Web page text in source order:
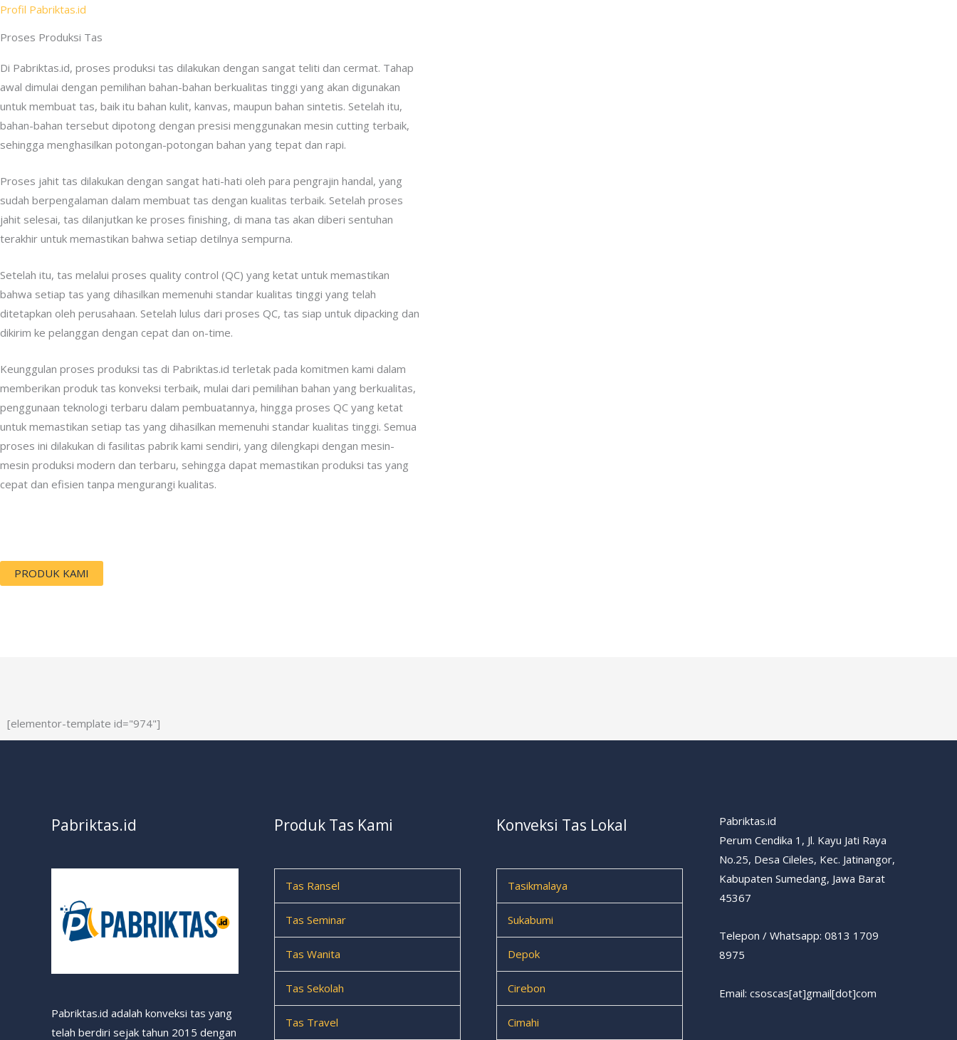
Profil Pabriktas.id
Proses Produksi Tas
Di Pabriktas.id, proses produksi tas dilakukan dengan sangat teliti dan cermat. Tahap
awal dimulai dengan pemilihan bahan-bahan berkualitas tinggi yang akan digunakan
untuk membuat tas, baik itu bahan kulit, kanvas, maupun bahan sintetis. Setelah itu,
bahan-bahan tersebut dipotong dengan presisi menggunakan mesin cutting terbaik,
sehingga menghasilkan potongan-potongan bahan yang tepat dan rapi.
Proses jahit tas dilakukan dengan sangat hati-hati oleh para pengrajin handal, yang
sudah berpengalaman dalam membuat tas dengan kualitas terbaik. Setelah proses
jahit selesai, tas dilanjutkan ke proses finishing, di mana tas akan diberi sentuhan
terakhir untuk memastikan bahwa setiap detilnya sempurna.
Setelah itu, tas melalui proses quality control (QC) yang ketat untuk memastikan
bahwa setiap tas yang dihasilkan memenuhi standar kualitas tinggi yang telah
ditetapkan oleh perusahaan. Setelah lulus dari proses QC, tas siap untuk dipacking dan
dikirim ke pelanggan dengan cepat dan on-time.
Keunggulan proses produksi tas di Pabriktas.id terletak pada komitmen kami dalam
memberikan produk tas konveksi terbaik, mulai dari pemilihan bahan yang berkualitas,
penggunaan teknologi terbaru dalam pembuatannya, hingga proses QC yang ketat
untuk memastikan setiap tas yang dihasilkan memenuhi standar kualitas tinggi. Semua
proses ini dilakukan di fasilitas pabrik kami sendiri, yang dilengkapi dengan mesin-
mesin produksi modern dan terbaru, sehingga dapat memastikan produksi tas yang
cepat dan efisien tanpa mengurangi kualitas.
PRODUK KAMI
[elementor-template id="974"]
Pabriktas.id
Pabriktas.id adalah konveksi tas yang
telah berdiri sejak tahun 2015 dengan
Produk Tas Kami
Tas Ransel
Tas Seminar
Tas Wanita
Tas Sekolah
Tas Travel
Konveksi Tas Lokal
Tasikmalaya
Sukabumi
Depok
Cirebon
Cimahi
Pabriktas.id
Perum Cendika 1, Jl. Kayu Jati Raya
No.25, Desa Cileles, Kec. Jatinangor,
Kabupaten Sumedang, Jawa Barat
45367
Telepon / Whatsapp: 0813 1709
8975
Email: csoscas[at]gmail[dot]com